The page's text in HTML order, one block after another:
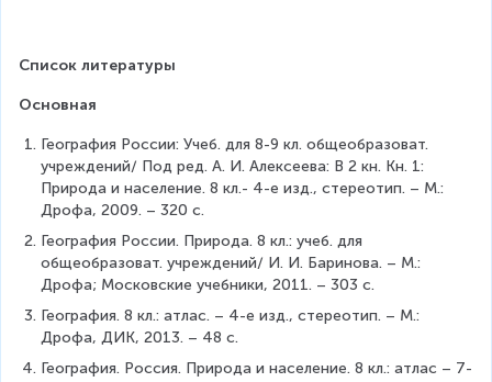
Список литературы
Основная
География России: Учеб. для 8-9 кл. общеобразоват.
учреждений/ Под ред. А. И. Алексеева: В 2 кн. Кн. 1:
Природа и население. 8 кл.- 4-е изд., стереотип. – М.:
Дрофа, 2009. – 320 с.
География России. Природа. 8 кл.: учеб. для
общеобразоват. учреждений/ И. И. Баринова. – М.:
Дрофа; Московские учебники, 2011. – 303 с.
География. 8 кл.: атлас. – 4-е изд., стереотип. – М.:
Дрофа, ДИК, 2013. – 48 с.
География. Россия. Природа и население. 8 кл.: атлас – 7-